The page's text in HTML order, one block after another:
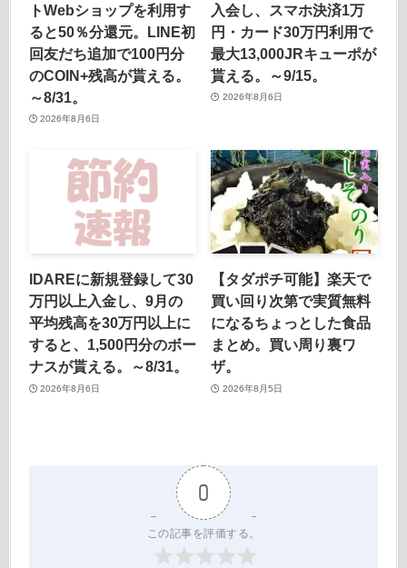
トWebショップを利用す
ると50％分還元。LINE初
回友だち追加で100円分
のCOIN+残高が貰える。
～8/31。
2026年8月6日
入会し、スマホ決済1万
円・カード30万円利用で
最大13,000JRキューポが
貰える。～9/15。
2026年8月6日
IDAREに新規登録して30
万円以上入金し、9月の
平均残高を30万円以上に
すると、1,500円分のボー
ナスが貰える。～8/31。
2026年8月6日
【タダポチ可能】楽天で
買い回り次第で実質無料
になるちょっとした食品
まとめ。買い周り裏ワ
ザ。
2026年8月5日
0
この記事を評価する。